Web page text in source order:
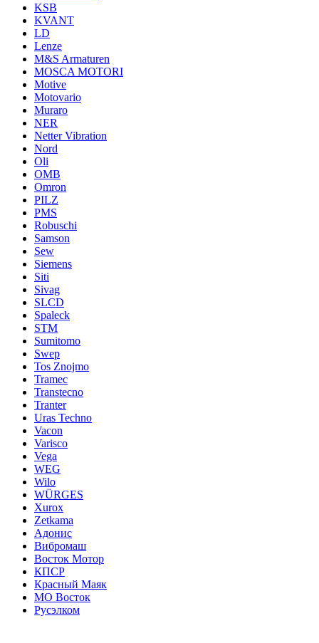
KSB
KVANT
LD
Lenze
M&S Armaturen
MOSCA MOTORI
Motive
Motovario
Muraro
NER
Netter Vibration
Nord
Oli
OMB
Omron
PILZ
PMS
Robuschi
Samson
Sew
Siemens
Siti
Sivag
SLCD
Spaleck
STM
Sumitomo
Swep
Tos Znojmo
Tramec
Transtecno
Tranter
Uras Techno
Vacon
Varisco
Vega
WEG
Wilo
WÜRGES
Xurox
Zetkama
Адонис
Вибромаш
Восток Мотор
КПСР
Красный Маяк
МО Восток
Русэлком